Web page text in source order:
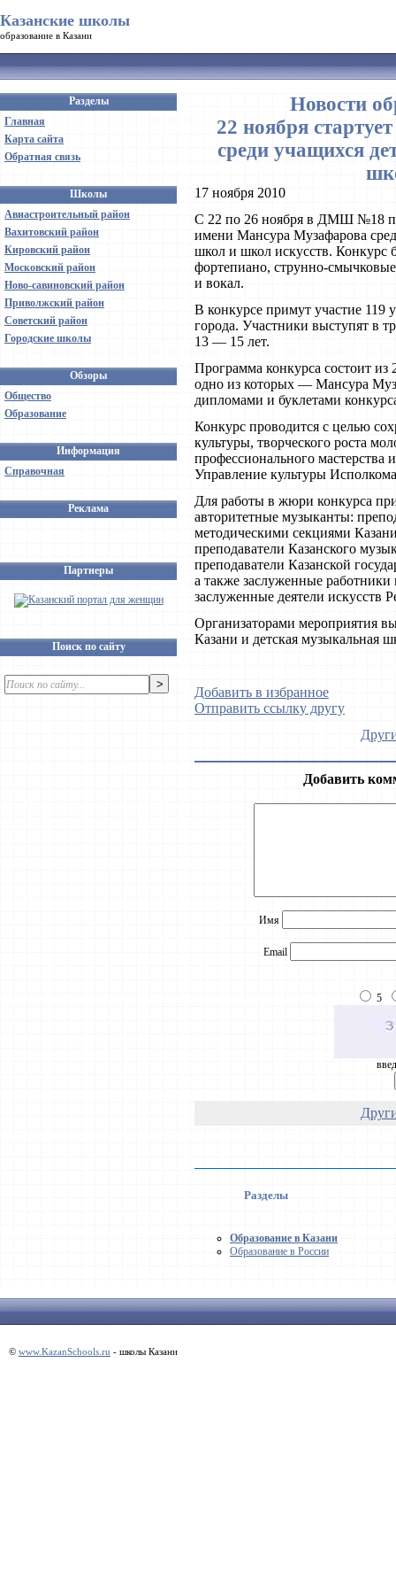
Казанские школы
образование в Казани
Разделы
Главная
Карта сайта
Обратная связь
Школы
Авиастроительный район
Вахитовский район
Кировский район
Московский район
Ново-савиновский район
Приволжский район
Советский район
Городские школы
Обзоры
Общество
Образование
Информация
Справочная
Реклама
Партнеры
Поиск по сайту
Новости
22 ноября
среди учащихся
17 ноября 2010
С 22 по 26 ноября в ДМШ №18
имени Мансура Музафарова
школ и школ искусств. Конкурс
фортепиано, струнно-
и вокал.
В конкурсе примут участие 119
города. Участники выступят в
13 — 15 лет.
Программа конкурса состоит из
одно из которых — Мансура
дипломами и буклетами
Конкурс проводится с целью
культуры, творческого роста
профессионального мастерства
Управление культуры
Для работы в жюри конкурса
авторитетные музыканты:
методическими секциями
преподаватели Казанского
преподаватели Казанской
а также заслуженные работники
заслуженные деятели искусств
Организаторами мероприятия
Казани и детская
Добавить в избранное
Отправить ссылку другу
Добавить
Имя
Email
5
Разделы
Образование в Казани
Образование в России
© www.KazanSchools.ru - школы Казани